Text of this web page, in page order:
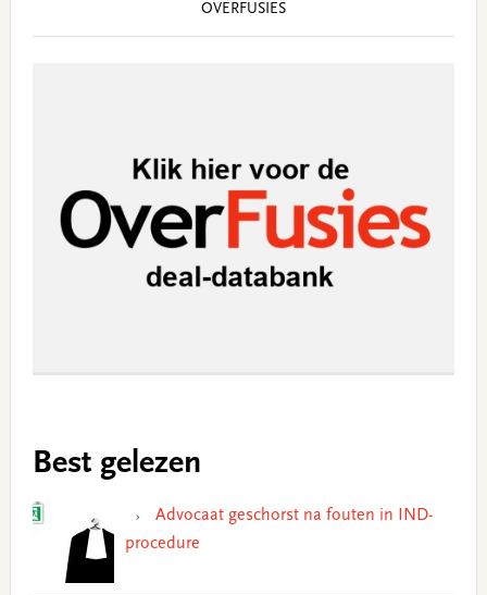
OVERFUSIES
Best gelezen
Advocaat geschorst na fouten in IND-
procedure